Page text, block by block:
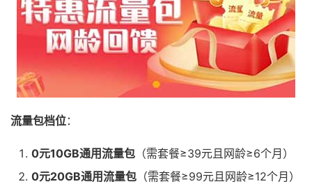
流量包档位：
0元10GB通用流量包 （需套餐≥39元且网龄≥6个月）
0元20GB通用流量包 （需套餐≥99元且网龄≥12个月）